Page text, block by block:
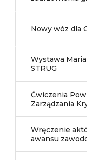
Nowy wóz dla
Wystawa
STRUG
Ćwiczenia
Zarządzania
Wręczenie
awansu